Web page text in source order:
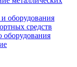
оборудования
средств
оборудования